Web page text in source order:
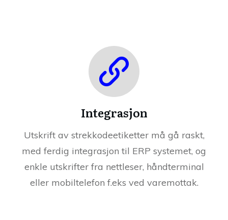
Integrasjon
Utskrift av strekkodeetiketter må gå raskt,
med ferdig integrasjon til ERP systemet, og
enkle utskrifter fra nettleser, håndterminal
eller mobiltelefon f.eks ved varemottak.